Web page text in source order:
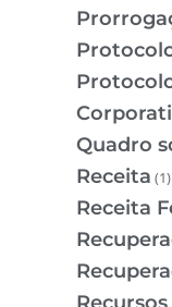
Quadro
Receita (1)
Receita